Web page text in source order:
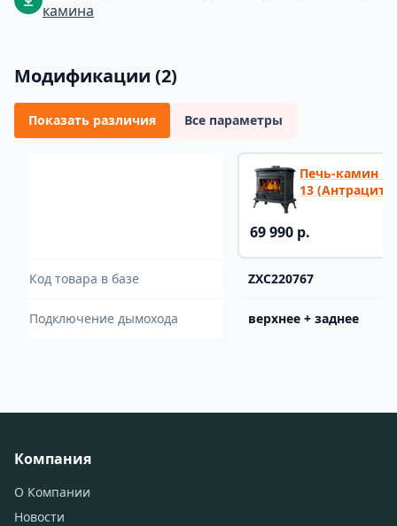
камина
Модификации (2)
Показать различия Все параметры
Печь-камин
13 (Антрацит)
69 990 р.
Код товара в базе ZXC220767
Подключение дымохода верхнее + заднее
Компания
О Компании
Новости